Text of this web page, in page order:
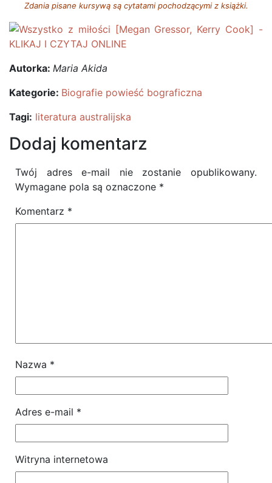
Zdania pisane kursywą są cytatami pochodzącymi z książki.
Autorka: Maria Akida
Kategorie: Biografie powieść bograficzna
Tagi: literatura australijska
Dodaj komentarz
Twój adres e-mail nie zostanie opublikowany.
Wymagane pola są oznaczone *
Komentarz *
Nazwa *
Adres e-mail *
Witryna internetowa